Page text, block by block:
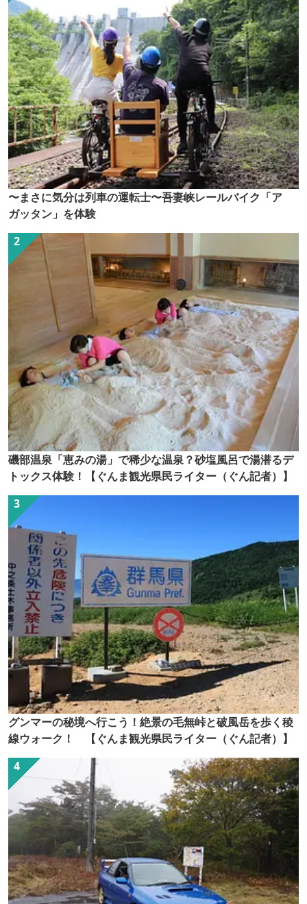
〜まさに気分は列車の運転士〜吾妻峡レールバイク「ア
ガッタン」を体験
磯部温泉「恵みの湯」で稀少な温泉？砂塩風呂で湯潜るデ
トックス体験！【ぐんま観光県民ライター（ぐん記者）】
グンマーの秘境へ行こう！絶景の毛無峠と破風岳を歩く稜
線ウォーク！ 【ぐんま観光県民ライター（ぐん記者）】